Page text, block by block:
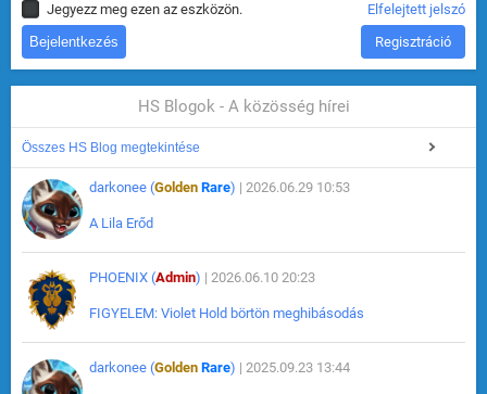
Jegyezz meg ezen az eszközön. Elfelejtett jelszó
Regisztráció
HS Blogok - A közösség hírei
Összes HS Blog megtekintése
darkonee (Golden Rare) | 2026.06.29 10:53
A Lila Erőd
PHOENIX (Admin) | 2026.06.10 20:23
FIGYELEM: Violet Hold börtön meghibásodás
darkonee (Golden Rare) | 2025.09.23 13:44